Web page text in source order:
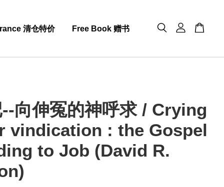
清仓特价 Free Book 赠书
向伸冤的神呼求 / Crying
vindication : the Gospel
to Job (David R.